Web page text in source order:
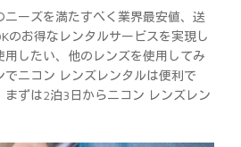
ーズを満たすべく業界最安値、送
のお得なレンタルサービスを実現し
したい、他のレンズを使用してみ
ニコン レンズレンタルは便利で
まずは2泊3日からニコン レンズレン